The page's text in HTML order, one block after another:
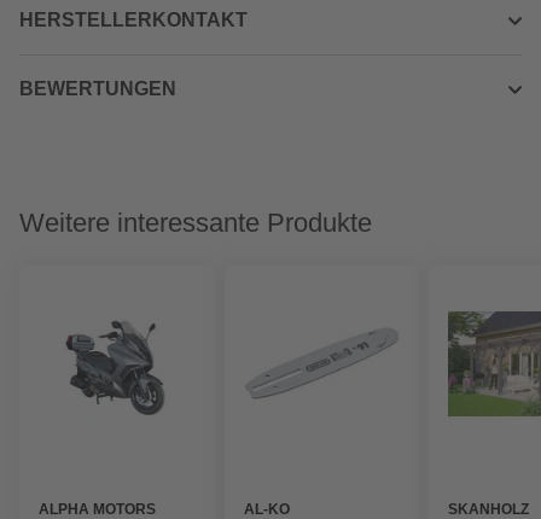
HERSTELLERKONTAKT
BEWERTUNGEN
Weitere interessante Produkte
ALPHA MOTORS
AL-KO
SKANHOLZ